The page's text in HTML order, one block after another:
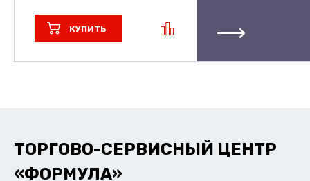
КУПИТЬ
ТОРГОВО-СЕРВИСНЫЙ ЦЕНТР
«ФОРМУЛА»